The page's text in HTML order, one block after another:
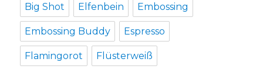
Big Shot Elfenbein Embossing
Embossing Buddy Espresso
Flamingorot Flüsterweiß